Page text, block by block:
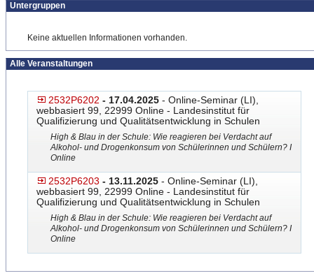
Untergruppen
Keine aktuellen Informationen vorhanden.
Alle Veranstaltungen
2532P6202 - 17.04.2025 - Online-Seminar (LI),
webbasiert 99, 22999 Online - Landesinstitut für
Qualifizierung und Qualitätsentwicklung in Schulen
High & Blau in der Schule: Wie reagieren bei Verdacht auf
Alkohol- und Drogenkonsum von Schülerinnen und Schülern? I
Online
2532P6203 - 13.11.2025 - Online-Seminar (LI),
webbasiert 99, 22999 Online - Landesinstitut für
Qualifizierung und Qualitätsentwicklung in Schulen
High & Blau in der Schule: Wie reagieren bei Verdacht auf
Alkohol- und Drogenkonsum von Schülerinnen und Schülern? I
Online